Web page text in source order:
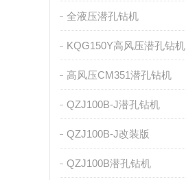
全液压潜孔钻机
KQG150Y高风压潜孔钻机
高风压CM351潜孔钻机
QZJ100B-J潜孔钻机
QZJ100B-J改装版
QZJ100B潜孔钻机